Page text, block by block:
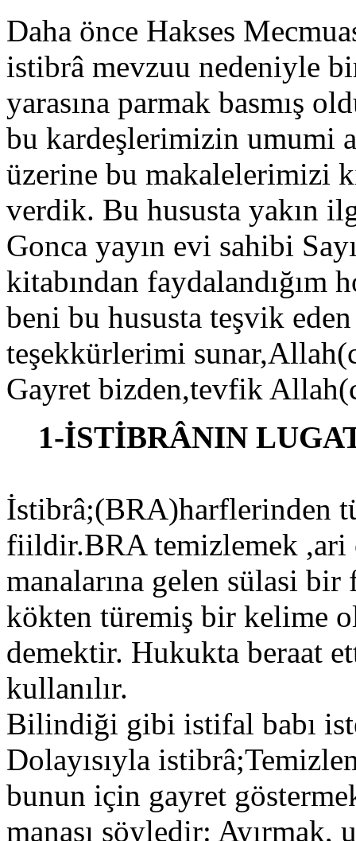
Daha önce Hakses
istibrâ mevzuu nedeniyle
yarasına parmak basmış
bu kardeşlerimizin umumi
üzerine bu makalelerimizi
verdik. Bu hususta yakın
Gonca yayın evi sahibi
kitabından faydalandığım
beni bu hususta teşvik
teşekkürlerimi
Gayret bizden,tevfik
1-İSTİBRÂNIN
İstibrâ;(BRA)harflerinden
fiildir.BRA temizlemek ,ari
manalarına gelen sülasi
kökten türemiş bir kelime
demektir. Hukukta beraat
kullanılır.
Bilindiği gibi istifal babı
Dolayısıyla
bunun için gayret
manası şöyledir: Ayırmak,